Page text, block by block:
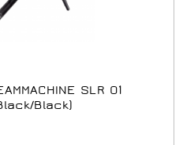
SLR 01
Black)